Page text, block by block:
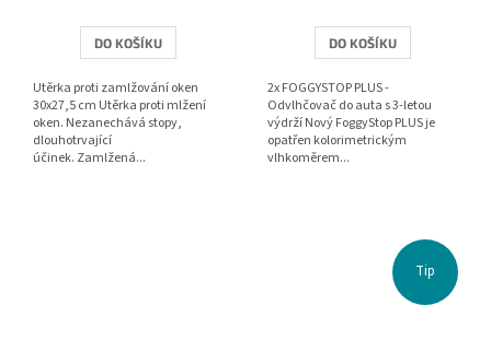
DO KOŠÍKU
Utěrka proti zamlžování oken
30x27,5 cm Utěrka proti mlžení
oken. Nezanechává stopy,
dlouhotrvající
účinek. Zamlžená...
DO KOŠÍKU
2x FOGGYSTOP PLUS -
Odvlhčovač do auta s 3-letou
výdrží Nový FoggyStop PLUS je
opatřen kolorimetrickým
vlhkoměrem...
Tip